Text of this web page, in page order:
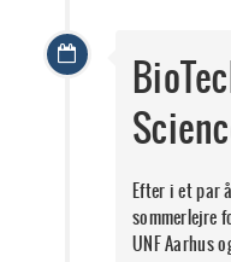
Efter i et par
sommerlejre
UNF Aarhus